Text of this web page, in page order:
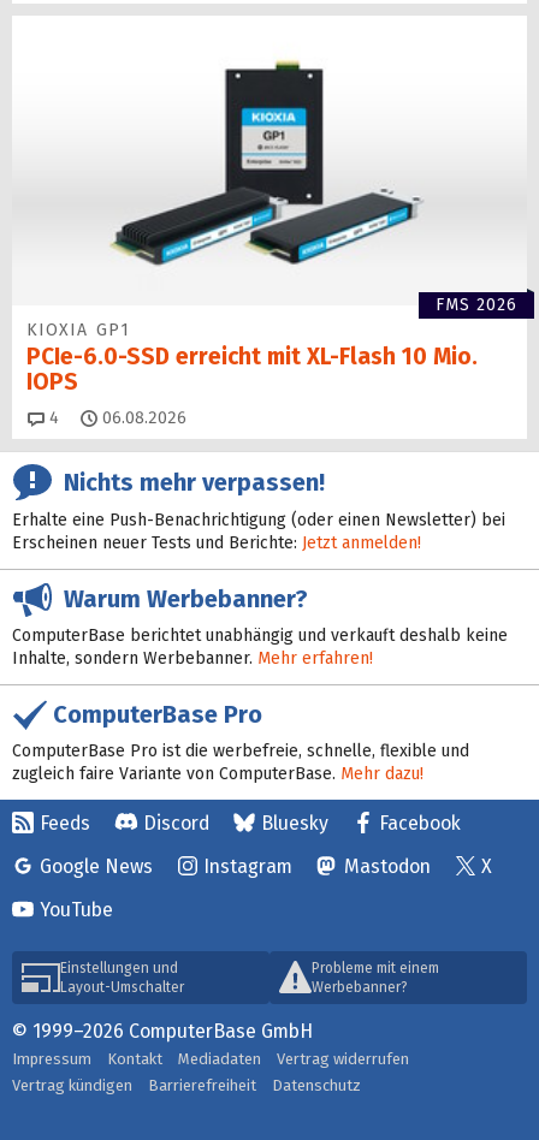
FMS 2026
KIOXIA GP1
PCIe-6.0-SSD erreicht mit XL-Flash 10 Mio.
IOPS
4 Kommentare
06.08.2026
Nichts mehr verpassen!
Erhalte eine Push-Benachrichtigung (oder einen Newsletter) bei
Erscheinen neuer Tests und Berichte: Jetzt anmelden!
Warum Werbebanner?
ComputerBase berichtet unabhängig und verkauft deshalb keine
Inhalte, sondern Werbebanner. Mehr erfahren!
ComputerBase Pro
ComputerBase Pro ist die werbefreie, schnelle, flexible und
zugleich faire Variante von ComputerBase. Mehr dazu!
Feeds Discord Bluesky
Facebook
Google News
Instagram Mastodon
X
YouTube
Einstellungen und
Layout-Umschalter
Probleme mit einem
Werbebanner?
© 1999–2026 ComputerBase GmbH
Impressum Kontakt Mediadaten
Vertrag widerrufen
Vertrag kündigen
Barrierefreiheit Datenschutz